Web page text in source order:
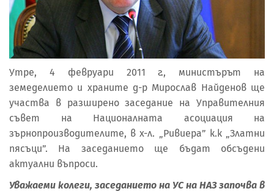
Утре, 4 февруари 2011 г., министърът на
земеделието и храните д-р Мирослав Найденов ще
участва в разширено заседание на Управителния
съвет на Националната асоциация на
зърнопроизводителите, в х-л. „Ривиера” к.к „Златни
пясъци”. На заседанието ще бъдат обсъдени
актуални въпроси.
Уважаеми колеги, заседанието на УС на НАЗ започва в